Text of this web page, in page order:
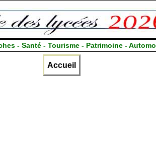
- Santé - Tourisme - Patrimoine -
Accueil